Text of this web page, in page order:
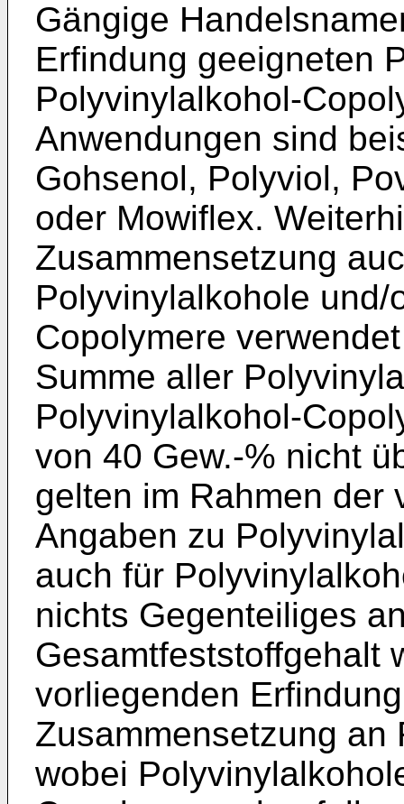
Gängige
Erfindung geeigneten
Polyvinylalkohol-
Anwendungen sind
Gohsenol, Polyviol,
oder Mowiflex.
Zusammensetzung
Polyvinylalkohole
Copolymere
Summe aller
Polyvinylalkohol-
von 40 Gew.-% nicht
gelten im Rahmen der
Angaben zu
auch für
nichts Gegenteiliges
Gesamtfeststoffgehalt
vorliegenden
Zusammensetzung an
wobei